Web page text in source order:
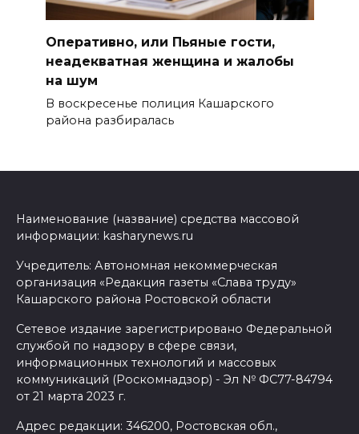
Оперативно, или Пьяные гости,
неадекватная женщина и жалобы
на шум
В воскресенье полиция Кашарского
района разбиралась
Наименование (название) средства массовой
информации: kasharynews.ru
Учредитель: Автономная некоммерческая
организация «Редакция газеты «Слава труду»
Кашарского района Ростовской области
Сетевое издание зарегистрировано Федеральной
службой по надзору в сфере связи,
информационных технологий и массовых
коммуникаций (Роскомнадзор) - Эл № ФС77-84794
от 21 марта 2023 г.
Адрес редакции: 346200, Ростовская обл.,